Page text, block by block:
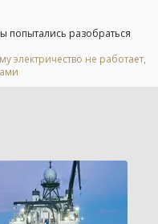
попытались разобраться
электричество не работает,